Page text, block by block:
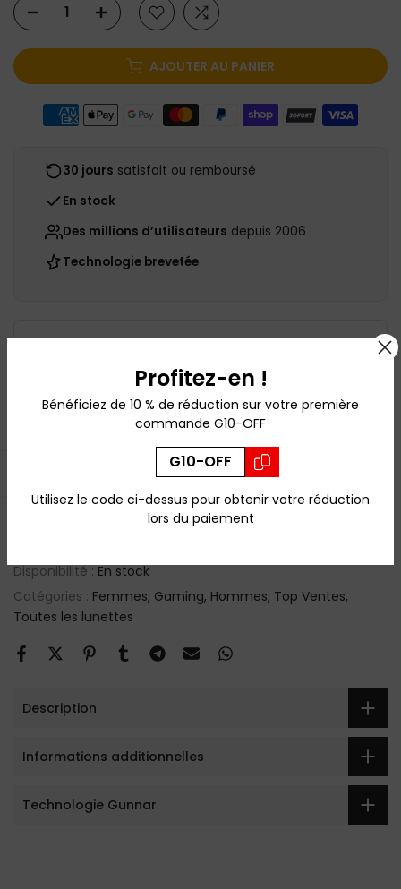
Profitez-en !
Bénéficiez de 10 % de réduction sur votre première
commande G10-OFF
G10-OFF
Utilisez le code ci-dessus pour obtenir votre réduction
lors du paiement
AJOUTER AU PANIER
30 jours satisfait ou remboursé
En stock
Des millions d’utilisateurs depuis 2006
Technologie brevetée
Commander avec correction
Poser une question
Disponibilité : En stock
Catégories : Femmes Gaming Hommes Top Ventes
Toutes les lunettes
Description
Informations additionnelles
Technologie Gunnar
Ouvrir la barre latérale